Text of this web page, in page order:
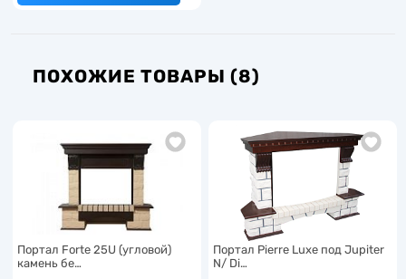
ПОХОЖИЕ ТОВАРЫ (8)
Портал Forte 25U (угловой)
камень бе…
Портал Pierre Luxe под Jupiter
N/ Di…